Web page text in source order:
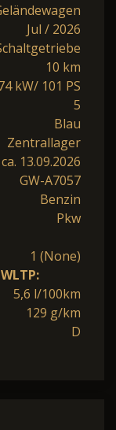
Jul / 2026
10 km
kW/ 101 PS
5
Blau
Zentrallager
13.09.2026
GW-A7057
Benzin
Pkw
1 (None)
5,6 l/100km
129 g/km
D